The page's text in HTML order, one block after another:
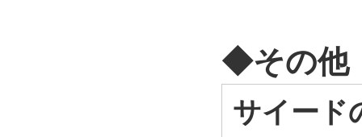
◆その他
サイード